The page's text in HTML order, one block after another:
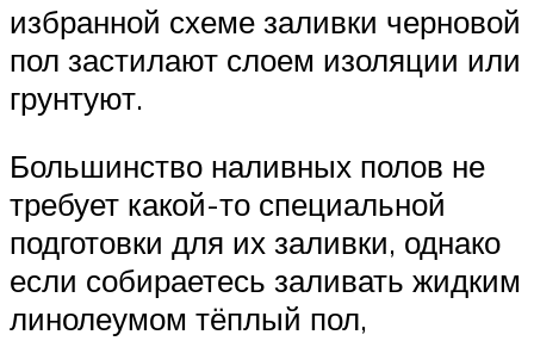
избранной схеме заливки черновой
пол застилают слоем изоляции или
грунтуют.
Большинство наливных полов не
требует какой-то специальной
подготовки для их заливки, однако
если собираетесь заливать жидким
линолеумом тёплый пол,